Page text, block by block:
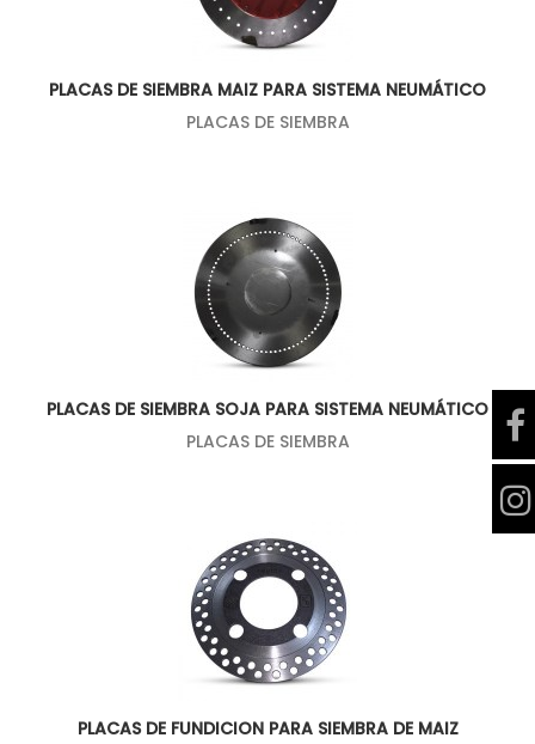
PLACAS DE SIEMBRA MAIZ PARA SISTEMA NEUMÁTICO
PLACAS DE SIEMBRA
PLACAS DE SIEMBRA SOJA PARA SISTEMA NEUMÁTICO
PLACAS DE SIEMBRA
PLACAS DE FUNDICION PARA SIEMBRA DE MAIZ